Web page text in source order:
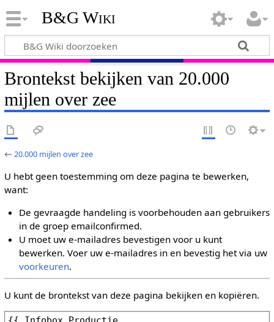
B&G Wiki
Brontekst bekijken van 20.000
mijlen over zee
←20.000 mijlen over zee
U hebt geen toestemming om deze pagina te bewerken,
want:
De gevraagde handeling is voorbehouden aan gebruikers
in de groep emailconfirmed.
U moet uw e-mailadres bevestigen voor u kunt
bewerken. Voer uw e-mailadres in en bevestig het via uw
voorkeuren.
U kunt de brontekst van deze pagina bekijken en kopiëren.